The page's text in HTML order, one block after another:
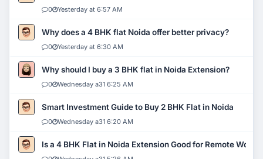
0 Yesterday at 6:57 AM
Why does a 4 BHK flat Noida offer better privacy?
0 Yesterday at 6:30 AM
Why should I buy a 3 BHK flat in Noida Extension?
0 Wednesday a31 6:25 AM
Smart Investment Guide to Buy 2 BHK Flat in Noida
0 Wednesday a31 6:20 AM
Is a 4 BHK Flat in Noida Extension Good for Remote Work?